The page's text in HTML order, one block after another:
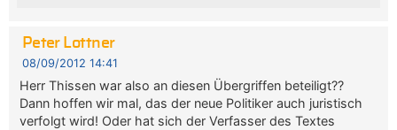
Peter Lottner
08/09/2012 14:41
Herr Thissen war also an diesen Übergriffen beteiligt??
Dann hoffen wir mal, das der neue Politiker auch juristisch
verfolgt wird! Oder hat sich der Verfasser des Textes